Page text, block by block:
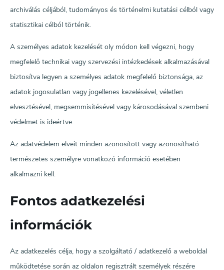
archiválás céljából, tudományos és történelmi kutatási célból vagy
statisztikai célból történik.
A személyes adatok kezelését oly módon kell végezni, hogy
megfelelő technikai vagy szervezési intézkedések alkalmazásával
biztosítva legyen a személyes adatok megfelelő biztonsága, az
adatok jogosulatlan vagy jogellenes kezelésével, véletlen
elvesztésével, megsemmisítésével vagy károsodásával szembeni
védelmet is ideértve.
Az adatvédelem elveit minden azonosított vagy azonosítható
természetes személyre vonatkozó információ esetében
alkalmazni kell.
Fontos adatkezelési
információk
Az adatkezelés célja, hogy a szolgáltató / adatkezelő a weboldal
működtetése során az oldalon regisztrált személyek részére